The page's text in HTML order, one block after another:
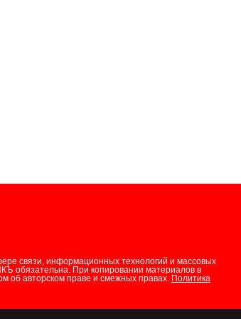
связи, информационных технологий и массовых
обязательна. При копировании материалов в
об авторском праве и смежных правах. Политика